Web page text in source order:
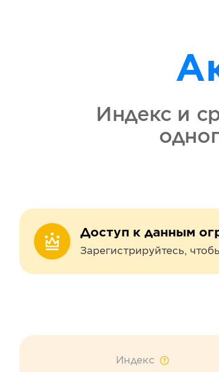
Индекс и
Доступ к данным
Зарегистрируйтесь,
Индекс